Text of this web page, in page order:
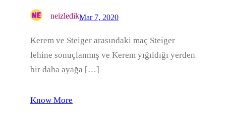
neizledikMar 7, 2020
Kerem ve Steiger arasındaki maç Steiger
lehine sonuçlanmış ve Kerem yığıldığı yerden
bir daha ayağa […]
Know More